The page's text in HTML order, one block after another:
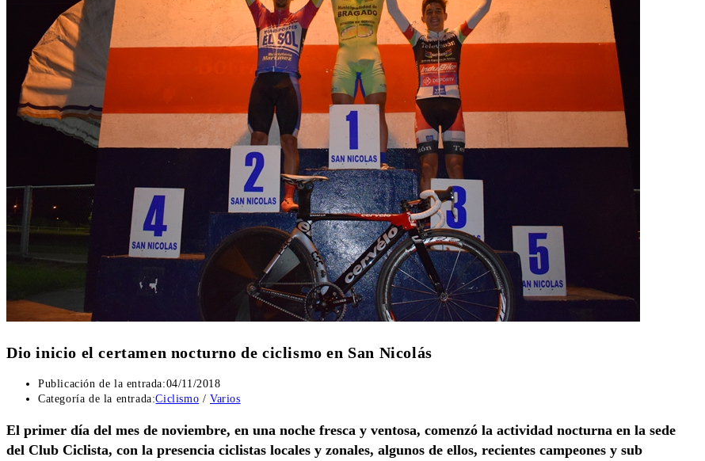
Dio inicio el certamen nocturno de ciclismo en San Nicolás
Publicación de la entrada:04/11/2018
Categoría de la entrada:Ciclismo / Varios
El primer día del mes de noviembre, en una noche fresca y ventosa, comenzó la actividad nocturna en la sede
del Club Ciclista, con la presencia ciclistas locales y zonales, algunos de ellos, recientes campeones y sub